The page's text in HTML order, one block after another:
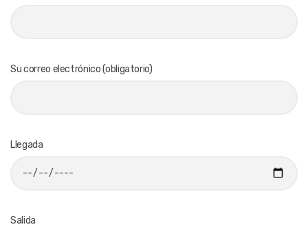
Su correo electrónico (obligatorio)
Llegada
Salida